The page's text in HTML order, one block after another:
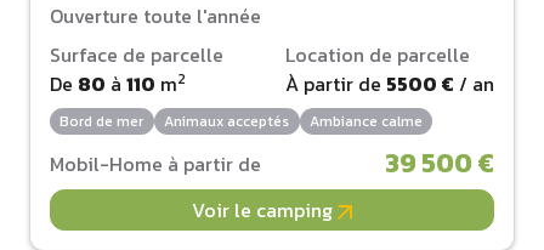
Ouverture toute l'année
Surface de parcelle
De 80 à 110 m2
Location de parcelle
À partir de 5500 € / an
Bord de mer Animaux acceptés Ambiance calme
Mobil-Home à partir de 39 500 €
Voir le camping